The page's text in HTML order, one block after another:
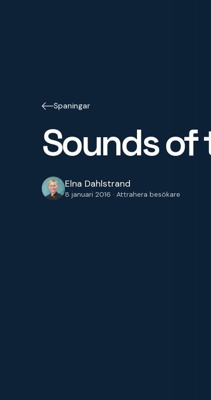
Spaningar
Sounds of
Elna Dahlstrand
8 januari 2016 · Attrahera besökare